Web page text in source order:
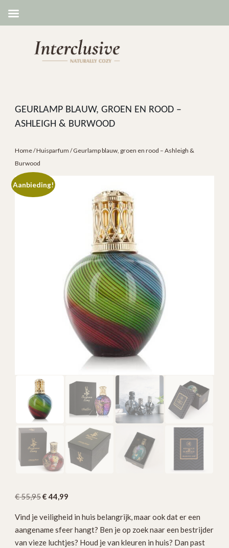
GEURLAMP BLAUW, GROEN EN ROOD –
ASHLEIGH & BURWOOD
Home/Huisparfum / Geurlamp blauw, groen en rood – Ashleigh &
Burwood
Aanbieding!
€55,95Oorspronkelijke
was:
€ 55,95.
€44,99
is:
€ 44,99.
Vind je veiligheid in huis belangrijk, maar ook dat er een
aangename sfeer hangt? Ben je op zoek naar een bestrijder
van vieze luchtjes? Houd je van kleuren in huis? Dan past